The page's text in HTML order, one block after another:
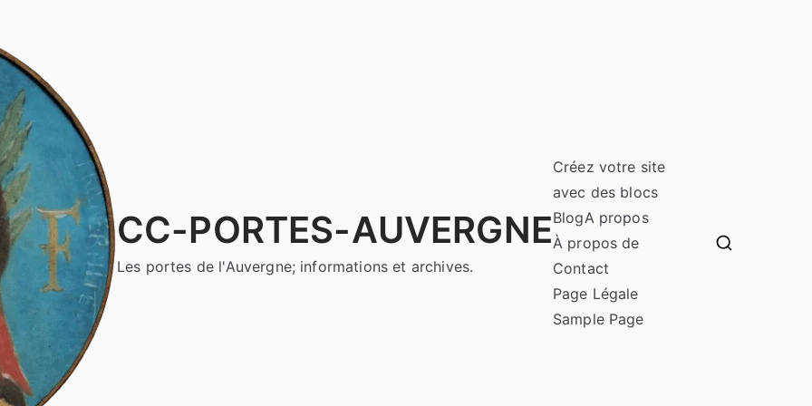
CC-PORTES-AUVERGNE
Les portes de l'Auvergne; informations et archives.
Créez votre site
avec des blocs
BlogA propos
À propos de
Contact
Page Légale
Sample Page